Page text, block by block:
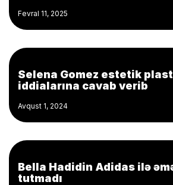
Fevral 11, 2025
Selena Gomez estetik
iddialarına cavab verib
Avqust 1, 2024
Bella Hadidin Adidas ilə
tutmadı